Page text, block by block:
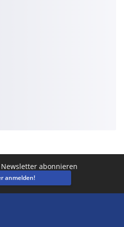
Newsletter abonnieren
anmelden!